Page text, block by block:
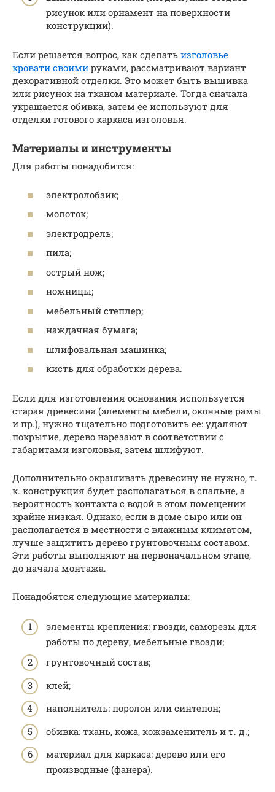
рисунок или орнамент на поверхности
конструкции).
Если решается вопрос, как сделать изголовье
кровати своими руками, рассматривают вариант
декоративной отделки. Это может быть вышивка
или рисунок на тканом материале. Тогда сначала
украшается обивка, затем ее используют для
отделки готового каркаса изголовья.
Материалы и инструменты
Для работы понадобится:
электролобзик;
молоток;
электродрель;
пила;
острый нож;
ножницы;
мебельный степлер;
наждачная бумага;
шлифовальная машинка;
кисть для обработки дерева.
Если для изготовления основания используется
старая древесина (элементы мебели, оконные рамы
и пр.), нужно тщательно подготовить ее: удаляют
покрытие, дерево нарезают в соответствии с
габаритами изголовья, затем шлифуют.
Дополнительно окрашивать древесину не нужно, т.
к. конструкция будет располагаться в спальне, а
вероятность контакта с водой в этом помещении
крайне низкая. Однако, если в доме сыро или он
располагается в местности с влажным климатом,
лучше защитить дерево грунтовочным составом.
Эти работы выполняют на первоначальном этапе,
до начала монтажа.
Понадобятся следующие материалы:
элементы крепления: гвозди, саморезы для
работы по дереву, мебельные гвозди;
грунтовочный состав;
клей;
наполнитель: поролон или синтепон;
обивка: ткань, кожа, кожзаменитель и т. д.;
материал для каркаса: дерево или его
производные (фанера).